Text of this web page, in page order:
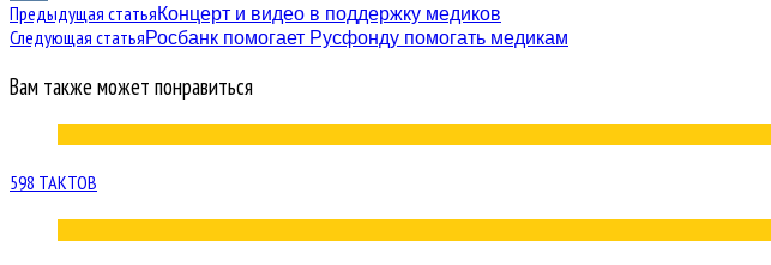
VK
Предыдущая статьяКонцерт и видео в поддержку медиков
Следующая статьяРосбанк помогает Русфонду помогать медикам
Вам также может понравиться
598 ТАКТОВ